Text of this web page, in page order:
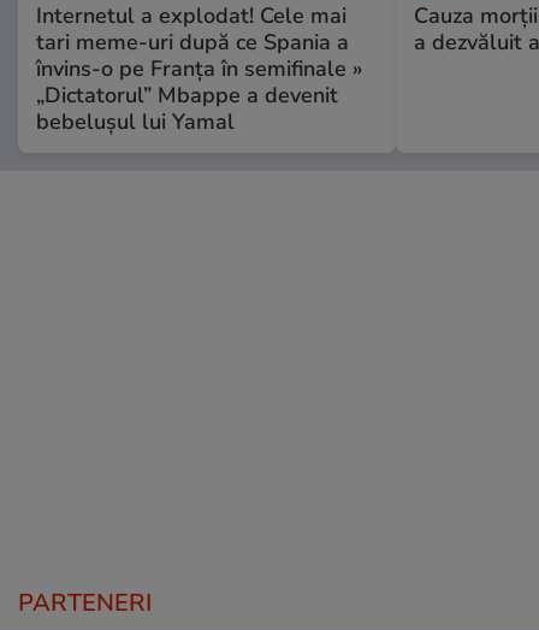
Internetul a explodat! Cele mai
tari meme-uri după ce Spania a
învins-o pe Franța în semifinale »
„Dictatorul” Mbappe a devenit
bebelușul lui Yamal
Cauza
a dezvăluit
PARTENERI